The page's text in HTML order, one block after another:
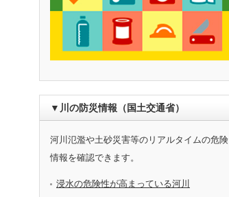
▼川の防災情報（国土交通省）
河川氾濫や土砂災害等のリアルタイムの危険
情報を確認できます。
浸水の危険性が高まっている河川